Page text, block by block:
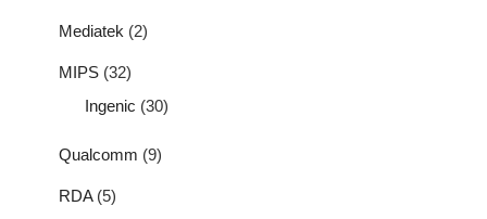
Mediatek (2)
MIPS (32)
Ingenic (30)
Qualcomm (9)
RDA(5)